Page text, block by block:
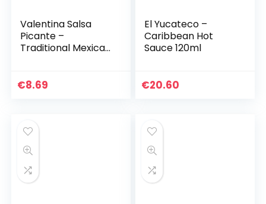
Valentina Salsa
Picante –
Traditional Mexican
€8.69
El Yucateco –
Caribbean Hot
Sauce 120ml
€20.60